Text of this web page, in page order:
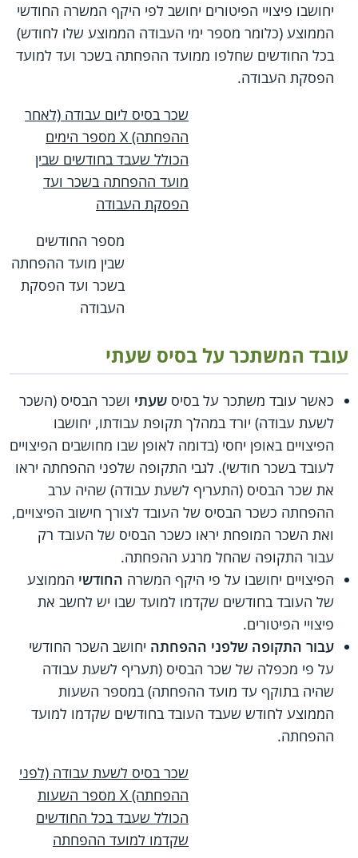
יחושבו פיצויי הפיטורים יחושב לפי היקף המשרה החודשי
הממוצע (כלומר מספר ימי העבודה הממוצע שלו לחודש)
בכל החודשים שחלפו ממועד ההפחתה בשכר ועד למועד
הפסקת העבודה.
שכר בסיס ליום עבודה (לאחר
ההפחתה) X‏ מספר הימים
הכולל שעבד בחודשים שבין
מועד ההפחתה בשכר ועד
הפסקת העבודה
מספר החודשים
שבין מועד ההפחתה
בשכר ועד הפסקת
העבודה
עובד המשתכר על בסיס שעתי
כאשר עובד משתכר על בסיס שעתי ושכר הבסיס (השכר
לשעת עבודה) יורד במהלך תקופת עבודתו, יחושבו
הפיצויים באופן יחסי (בדומה לאופן שבו מחושבים הפיצויים
לעובד בשכר חודשי). לגבי התקופה שלפני ההפחתה יראו
את שכר הבסיס (התעריף לשעת עבודה) שהיה ערב
ההפחתה כשכר הבסיס של העובד לצורך חישוב הפיצויים,
ואת השכר המופחת יראו כשכר הבסיס של העובד רק
עבור התקופה שהחל מרגע ההפחתה.
הפיצויים יחושבו על פי היקף המשרה החודשי הממוצע
של העובד בחודשים שקדמו למועד שבו יש לחשב את
פיצויי הפיטורים.
עבור התקופה שלפני ההפחתה יחושב השכר החודשי
על פי מכפלה של שכר הבסיס (תעריף לשעת עבודה
שהיה בתוקף עד מועד ההפחתה) במספר השעות
הממוצע לחודש שעבד העובד בחודשים שקדמו למועד
ההפחתה.
שכר בסיס לשעת עבודה (לפני
ההפחתה) X‏ מספר השעות
הכולל שעבד בכל החודשים
שקדמו למועד ההפחתה